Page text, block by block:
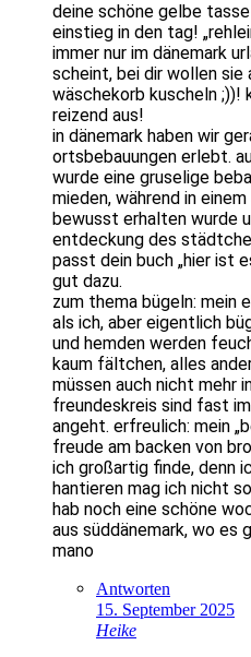
deine schöne gelbe
einstieg in den tag!
immer nur im dänemark
scheint, bei dir wollen sie
wäschekorb kuscheln ;))!
reizend aus!
in dänemark haben wir
ortsbebauungen erlebt.
wurde eine gruselige
mieden, während in
bewusst erhalten wurde
entdeckung des
passt dein buch „hier ist
gut dazu.
zum thema bügeln: mein
als ich, aber eigentlich
und hemden werden
kaum fältchen, alles
müssen auch nicht mehr
freundeskreis sind fast
angeht. erfreulich: mein
freude am backen von
ich großartig finde, denn
hantieren mag ich nicht
hab noch eine schöne
aus süddänemark, wo es
mano
Antworten
15. September 2025
Heike